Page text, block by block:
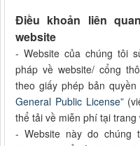
Điều khoản liên
website
- Website của chúng tôi
pháp về website/ cổng
theo giấy phép bản
General Public License”
thể tải về miễn phí tại trang
- Website này do